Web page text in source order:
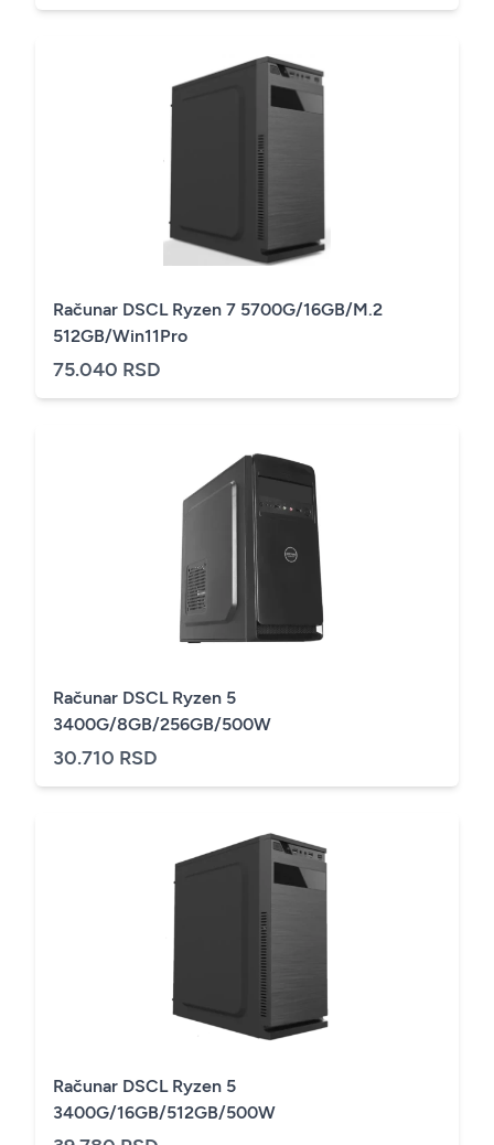
Računar DSCL Ryzen 7 5700G/16GB/M.2
512GB/Win11Pro
75.040 RSD
Računar DSCL Ryzen 5
3400G/8GB/256GB/500W
30.710 RSD
Računar DSCL Ryzen 5
3400G/16GB/512GB/500W